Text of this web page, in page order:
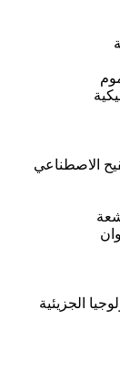
الاصطناعي
الجزيئية